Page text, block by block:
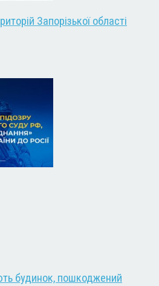
Запорізької області
будинок, пошкоджений